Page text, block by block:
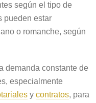
según el tipo de
pueden estar
o romanche, según
demanda constante de
especialmente
y contratos, para